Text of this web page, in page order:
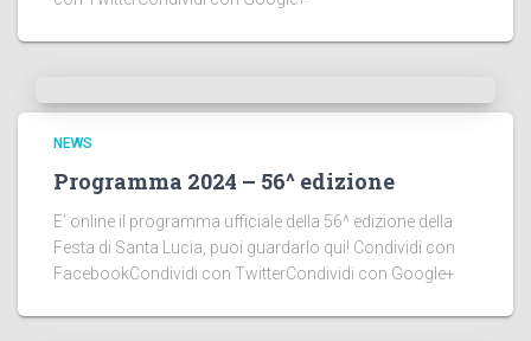
NEWS
Programma 2024 – 56^ edizione
E’ online il programma ufficiale della 56^ edizione della
Festa di Santa Lucia, puoi guardarlo qui! Condividi con
FacebookCondividi con TwitterCondividi con Google+